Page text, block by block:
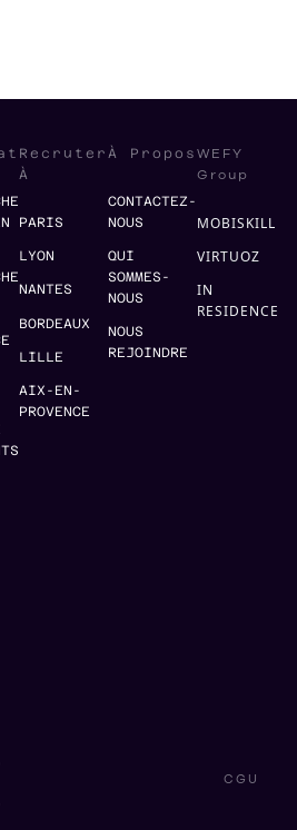
Recruter
À
PARIS
LYON
NANTES
BORDEAUX
LILLE
AIX-EN-
PROVENCE
À Propos
CONTACTEZ-
NOUS
QUI
SOMMES-
NOUS
NOUS
REJOINDRE
WEFY
Group
MOBISKILL
VIRTUOZ
IN
RESIDENCE
CGU